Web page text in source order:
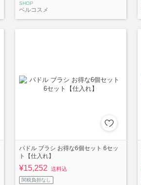
SHOP
ベルコスメ
パドル ブラシ お得な6個セット 6セッ
ト【仕入れ】
¥15,252 送料込
関税負担なし